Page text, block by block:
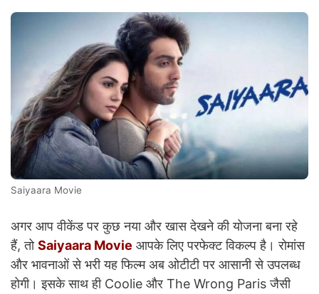
Saiyaara Movie
अगर आप वीकेंड पर कुछ नया और खास देखने की योजना बना रहे
हैं, तोSaiyaara Movie आपके लिए परफेक्ट विकल्प है। रोमांस
और भावनाओं से भरी यह फिल्म अब ओटीटी पर आसानी से उपलब्ध
होगी। इसके साथ ही Coolie और The Wrong Paris जैसी